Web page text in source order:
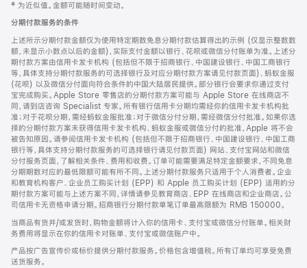
页
页
脚
注
‡ 为近似值。金额可能随时间变动。
分期付款服务的条件
上述所示分期付款金额仅为使用特定期数免息分期付款估算得出的示例 (仅显示整数数
额，未显示小数点以后的金额)，实际支付金额以银行、花呗或微信分付账单为准。上述分
期付款方案由信用卡发卡机构 (包括但不限于招商银行、中国建设银行、中国工商银行
等，具体支持分期付款服务的可选择银行及对应分期付款方案请见付款页面)、蚂蚁金服
(花呗) 以及微信分付面向符合条件的中国大陆居民提供。部分银行会要求你通过支付
宝完成购买。Apple Store 零售店的分期付款方案可能与 Apple Store 在线商店不
同，请到店咨询 Specialist 专家。所有银行信用卡分期均需经你的信用卡发卡机构批
准；对于花呗分期，需经蚂蚁金服批准；对于微信分付分期，需经微信分付批准。如果你选
择的分期付款方案未获得信用卡发卡机构、蚂蚁金服或微信分付的批准，Apple 将不会
被告知原因。请参阅信用卡发卡机构 (包括但不限于招商银行、中国建设银行、中国工商
银行等，具体支持分期付款服务的可选择银行请见付款页面) 网站、支付宝网站和微信
分付服务页面，了解相关条件、费用和收费。订单可能需要满足特定金额要求，不同免息
分期期数对应的最低限额可能有所不同。上述分期付款服务只适用于个人消费者。企业
和教育机构客户、企业员工购买计划 (EPP) 和 Apple 员工购买计划 (EPP) 适用的分
期付款方案可能与上述方案不同，详情请参见教育商店、EPP 在线商店和企业商店。公
司信用卡无资格申请分期。招商银行分期付款单笔订单最高限额为 RMB 150000。
当商品有货并/或发货时，购物金额将计入你的信用卡、支付宝或微信分付账单。相关财
务费用将显示在你的信用卡对账单、支付宝或微信账户中。
产品按广告宣传价或标价提供分期付款服务。价格包含增值税。所有订单均可享受免费
送货服务。